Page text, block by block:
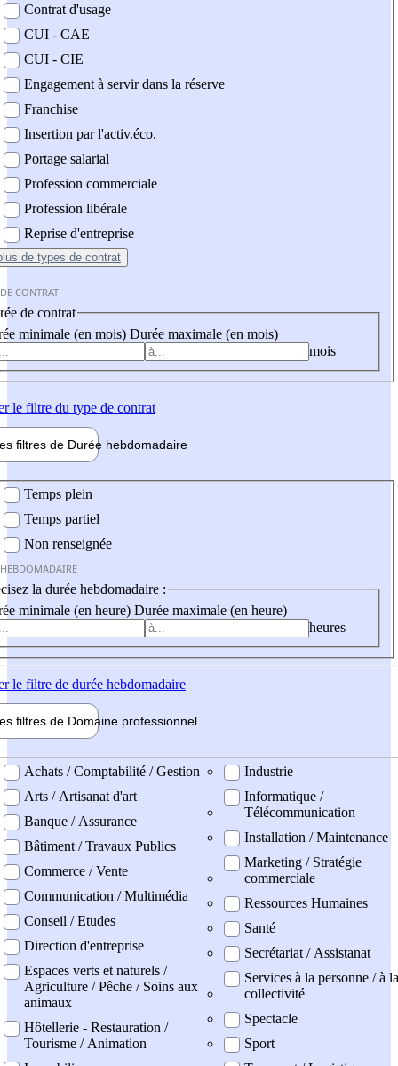
Contrat d'usage
CUI - CAE
CUI - CIE
Engagement à servir dans la réserve
Franchise
Insertion par l'activ.éco.
Portage salarial
Profession commerciale
Profession libérale
Reprise d'entreprise
de types de contrat
CONTRAT
de contrat
minimale (en mois) Durée maximale (en mois)
mois
le filtre du type de contrat
filtres de Durée hebdomadaire
Temps plein
Temps partiel
Non renseignée
la durée hebdomadaire :
minimale (en heure) Durée maximale (en heure)
heures
le filtre de durée hebdomadaire
filtres de Domaine professionnel
professionel
Achats / Comptabilité / Gestion
Arts / Artisanat d'art
Banque / Assurance
Bâtiment / Travaux Publics
Commerce / Vente
Communication / Multimédia
Conseil / Etudes
Direction d'entreprise
Espaces verts et naturels /
Agriculture / Pêche / Soins aux
animaux
Hôtellerie - Restauration /
Tourisme / Animation
Industrie
Informatique /
Télécommunication
Installation / Maintenance
Marketing / Stratégie
commerciale
Ressources Humaines
Santé
Secrétariat / Assistanat
Services à la personne / à la
collectivité
Spectacle
Sport